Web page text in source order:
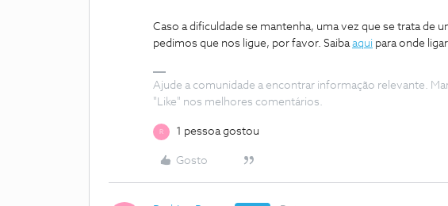
Caso a dificuldade se mantenha, uma vez que se trata de
pedimos que nos ligue, por favor. Saibaaqui para onde
Ajude a comunidade a encontrar informação relevante.
"Like" nos melhores comentários.
R 1 pessoa gostou
Gosto